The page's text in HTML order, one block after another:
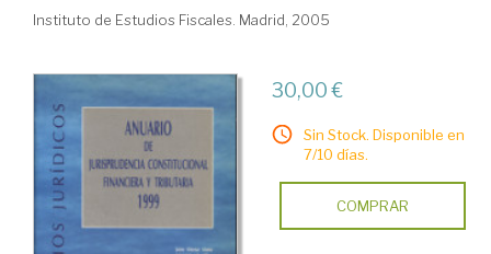
Instituto de Estudios Fiscales. Madrid, 2005
30,00 €
Sin Stock. Disponible en
7/10 días.
COMPRAR